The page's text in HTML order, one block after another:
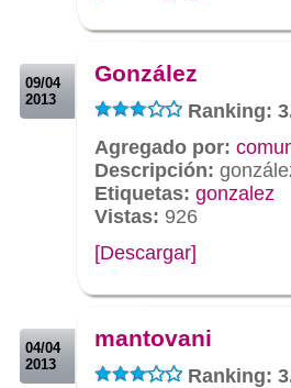
09/04
2013
González
Ranking:
Agregado por:
Descripción:
Etiquetas: gonzalez
Vistas: 926
[Descargar]
04/04
2013
mantovani
Ranking: